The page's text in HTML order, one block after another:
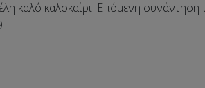
καλό καλοκαίρι! Επόμενη συνάντηση